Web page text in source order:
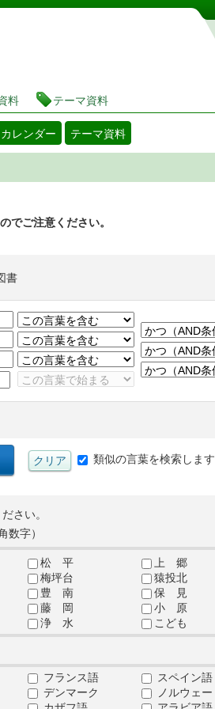
予約システム
料 テーマ資料
レンダー テーマ資料
でご注意ください。
書
類似の言葉を検索します
さい。
数字）
松 平 上 郷
梅坪台 猿投北
豊 南 保 見
藤 岡 小 原
浄 水 こども
フランス語 スペイン語
デンマーク ノルウェー